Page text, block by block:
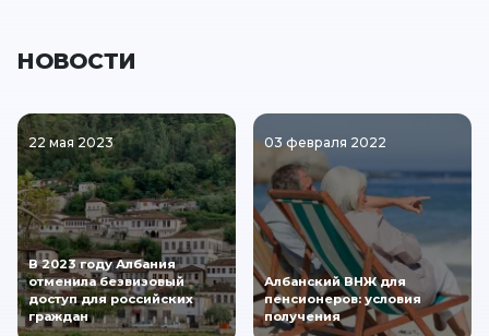
НОВОСТИ
22 мая 2023
В 2023 году Албания
отменила безвизовый
доступ для российских
граждан
03 февраля 2022
Албанский ВНЖ для
пенсионеров: условия
получения